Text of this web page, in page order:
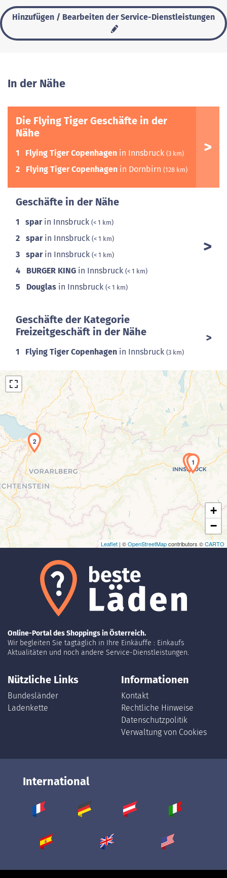
Hinzufügen / Bearbeiten der Service-Dienstleistungen
In der Nähe
Die Flying Tiger Geschäfte in der
Nähe
1 Flying Tiger Copenhagen in Innsbruck (3 km)
2 Flying Tiger Copenhagen in Dornbirn (128 km)
Geschäfte in der Nähe
1 sparin Innsbruck (< 1 km)
2 sparin Innsbruck (< 1 km)
3 sparin Innsbruck (< 1 km)
4 BURGER KING in Innsbruck (< 1 km)
5 Douglas in Innsbruck (< 1 km)
Geschäfte der Kategorie
Freizeitgeschäft in der Nähe
1 Flying Tiger Copenhagen in Innsbruck (3 km)
Laden der Karte... 1
2
+
−
Leaflet | ©OpenStreetMapcontributors ©CARTO
Online-Portal des Shoppings in Österreich.
Wir begleiten Sie tagtäglich in Ihre Einkäuffe : Einkaufs
Aktualitäten und noch andere Service-Dienstleistungen.
Nützliche Links
Bundesländer
Ladenkette
Informationen
Kontakt
Rechtliche Hinweise
Datenschutzpolitik
Verwaltung von Cookies
International